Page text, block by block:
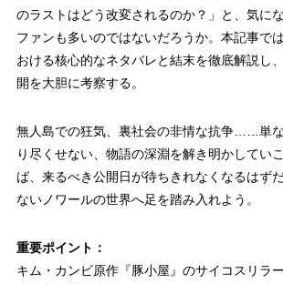
のラストはどう改変されるのか？」と、気に
ファンも多いのではないだろうか。本記事で
おける核心的なネタバレと結末を徹底解説し
開を大胆に考察する。
無人島での狂気、裏社会の非情な抗争……単
り尽くせない、物語の深淵を解き明かしてい
ば、来るべき公開日が待ちきれなくなるはず
ないノワールの世界へ足を踏み入れよう。
重要ポイント：
キム・カンビ原作『豚小屋』のサイコスリラ